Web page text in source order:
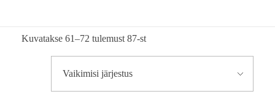
Kuvatakse 61–72 tulemust 87-st